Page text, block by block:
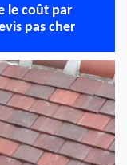
le coût par
pas cher